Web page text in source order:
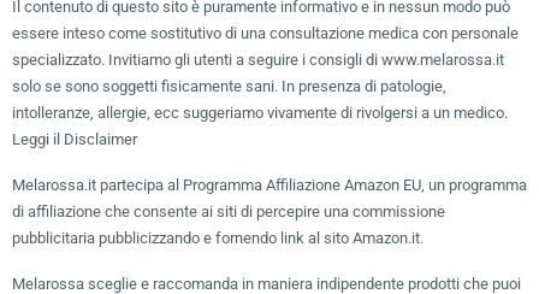
Il contenuto di questo sito è puramente informativo e in nessun modo può
essere inteso come sostitutivo di una consultazione medica con personale
specializzato. Invitiamo gli utenti a seguire i consigli di www.melarossa.it
solo se sono soggetti fisicamente sani. In presenza di patologie,
intolleranze, allergie, ecc suggeriamo vivamente di rivolgersi a un medico.
Leggi il Disclaimer
Melarossa.it partecipa al Programma Affiliazione Amazon EU, un programma
di affiliazione che consente ai siti di percepire una commissione
pubblicitaria pubblicizzando e fornendo link al sito Amazon.it.
Melarossa sceglie e raccomanda in maniera indipendente prodotti che puoi